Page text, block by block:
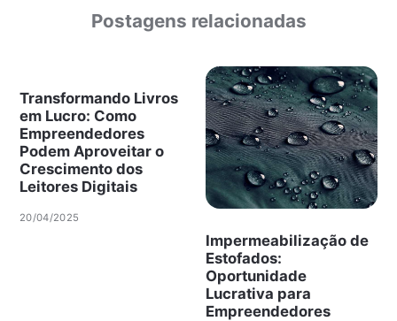
Postagens relacionadas
Transformando Livros
em Lucro: Como
Empreendedores
Podem Aproveitar o
Crescimento dos
Leitores Digitais
20/04/2025
Impermeabilização de
Estofados:
Oportunidade
Lucrativa para
Empreendedores